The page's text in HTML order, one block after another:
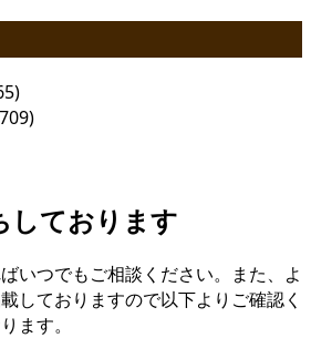
しております
いつでもご相談ください。また、よ
しておりますので以下よりご確認く
ます。